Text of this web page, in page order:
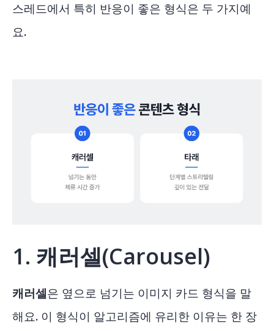
스레드에서 특히 반응이 좋은 형식은 두 가지예
요.
1. 캐러셀(Carousel)
캐러셀은 옆으로 넘기는 이미지 카드 형식을 말
해요. 이 형식이 알고리즘에 유리한 이유는 한 장